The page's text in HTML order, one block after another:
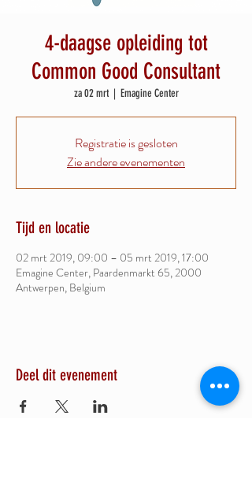
4-daagse opleiding tot
Common Good Consultant
za 02 mrt
  |
Emagine Center
Registratie is gesloten
Zie andere evenementen
Tijd en locatie
02 mrt 2019, 09:00 – 05 mrt 2019, 17:00
Emagine Center, Paardenmarkt 65, 2000
Antwerpen, Belgium
Deel dit evenement